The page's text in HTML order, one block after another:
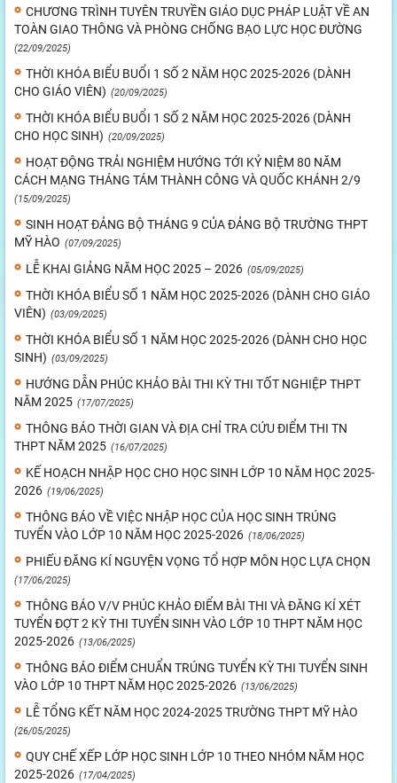
CHƯƠNG TRÌNH TUYÊN TRUYỀN GIÁO DỤC PHÁP LUẬT VỀ AN
TOÀN GIAO THÔNG VÀ PHÒNG CHỐNG BẠO LỰC HỌC ĐƯỜNG
(22/09/2025)
THỜI KHÓA BIỂU BUỔI 1 SỐ 2 NĂM HỌC 2025-2026 (DÀNH
CHO GIÁO VIÊN) (20/09/2025)
THỜI KHÓA BIỂU BUỔI 1 SỐ 2 NĂM HỌC 2025-2026 (DÀNH
CHO HỌC SINH) (20/09/2025)
HOẠT ĐỘNG TRẢI NGHIỆM HƯỚNG TỚI KỶ NIỆM 80 NĂM
CÁCH MẠNG THÁNG TÁM THÀNH CÔNG VÀ QUỐC KHÁNH 2/9
(15/09/2025)
SINH HOẠT ĐẢNG BỘ THÁNG 9 CỦA ĐẢNG BỘ TRƯỜNG THPT
MỸ HÀO (07/09/2025)
LỄ KHAI GIẢNG NĂM HỌC 2025 – 2026 (05/09/2025)
THỜI KHÓA BIỂU SỐ 1 NĂM HỌC 2025-2026 (DÀNH CHO GIÁO
VIÊN) (03/09/2025)
THỜI KHÓA BIỂU SỐ 1 NĂM HỌC 2025-2026 (DÀNH CHO HỌC
SINH) (03/09/2025)
HƯỚNG DẪN PHÚC KHẢO BÀI THI KỲ THI TỐT NGHIỆP THPT
NĂM 2025 (17/07/2025)
THÔNG BÁO THỜI GIAN VÀ ĐỊA CHỈ TRA CỨU ĐIỂM THI TN
THPT NĂM 2025 (16/07/2025)
KẾ HOẠCH NHẬP HỌC CHO HỌC SINH LỚP 10 NĂM HỌC 2025-
2026 (19/06/2025)
THÔNG BÁO VỀ VIỆC NHẬP HỌC CỦA HỌC SINH TRÚNG
TUYỂN VÀO LỚP 10 NĂM HỌC 2025-2026 (18/06/2025)
PHIẾU ĐĂNG KÍ NGUYỆN VỌNG TỔ HỢP MÔN HỌC LỰA CHỌN
(17/06/2025)
THÔNG BÁO V/V PHÚC KHẢO ĐIỂM BÀI THI VÀ ĐĂNG KÍ XÉT
TUYỂN ĐỢT 2 KỲ THI TUYỂN SINH VÀO LỚP 10 THPT NĂM HỌC
2025-2026 (13/06/2025)
THÔNG BÁO ĐIỂM CHUẨN TRÚNG TUYỂN KỲ THI TUYỂN SINH
VÀO LỚP 10 THPT NĂM HỌC 2025-2026 (13/06/2025)
LỄ TỔNG KẾT NĂM HỌC 2024-2025 TRƯỜNG THPT MỸ HÀO
(26/05/2025)
QUY CHẾ XẾP LỚP HỌC SINH LỚP 10 THEO NHÓM NĂM HỌC
2025-2026 (17/04/2025)